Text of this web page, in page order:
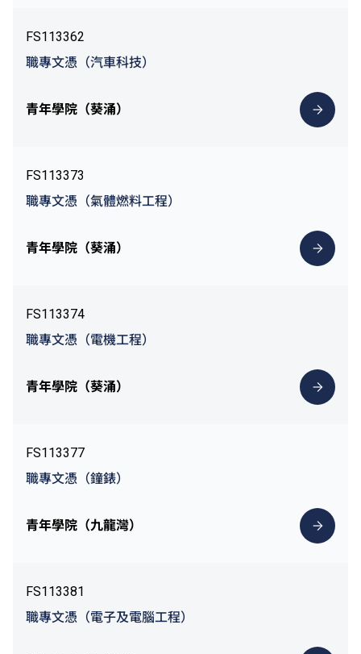
FS113362
職專文憑（汽車科技）
青年學院（葵涌）
FS113373
職專文憑（氣體燃料工程）
青年學院（葵涌）
FS113374
職專文憑（電機工程）
青年學院（葵涌）
FS113377
職專文憑（鐘錶）
青年學院（九龍灣）
FS113381
職專文憑（電子及電腦工程）